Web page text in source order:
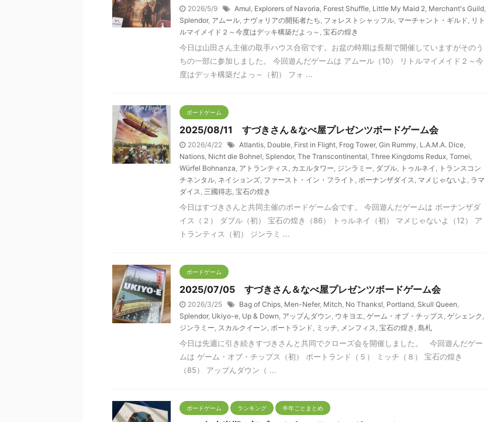
2026/5/9 Amul, Explorers of Navoria, Forest Shuffle, Little My Maid 2, Merchant's Guild,
Splendor, アムール, ナヴォリアの開拓者たち, フォレストシャッフル, マーチャント・ギルド, リト
ルマイメイド２～今度はデッキ構築だよっ～ , 宝石の煌き
今日は山田さん主催の取手ハウス合宿です。お盆の時期は長期で開催していますがそのう
ちの一部に参加しました。 今回遊んだゲームは アムール（10） リトルマイメイド２～今
度はデッキ構築だよっ～（初） フォ ...
ボードゲーム
2025/08/11 すづきさん＆なべ屋プレゼンツボードゲーム会
2026/4/22 Atlantis, Double, First in Flight, Frog Tower, Gin Rummy, L.A.M.A. Dice,
Nations, Nicht die Bohne!, Splendor, The Transcontinental, Three Kingdoms Redux, Tornei,
Würfel Bohnanza, アトランティス, カエルタワー, ジンラミー, ダブル, トゥルネイ , トランスコン
チネンタル, ネイションズ, ファースト・イン・フライト , ボーナンザダイス, マメじゃないよ , ラマ
ダイス, 三國得志, 宝石の煌き
今日はすづきさんと共同主催のボードゲーム会です。 今回遊んだゲームは ボーナンザダ
イス（２） ダブル（初） 宝石の煌き（86） トゥルネイ（初） マメじゃないよ（12） ア
トランティス（初） ジンラミ ...
ボードゲーム
2025/07/05 すづきさん＆なべ屋プレゼンツボードゲーム会
2026/3/25 Bag of Chips, Men-Nefer, Mitch, No Thanks!, Portland, Skull Queen,
Splendor, Ukiyo-e, Up & Down, アップんダウン, ウキヨエ, ゲーム・オブ・チップス, ゲシェンク ,
ジンラミー, スカルクイーン, ポートランド, ミッチ, メンフィス, 宝石の煌き , 島札
今日は先週に引き続きすづきさんと共同でクローズ会を開催しました。 今回遊んだゲー
ムは ゲーム・オブ・チップス（初） ポートランド（５） ミッチ（８） 宝石の煌き
（85） アップんダウン（ ...
ボードゲーム ランキング 半年ごとまとめ